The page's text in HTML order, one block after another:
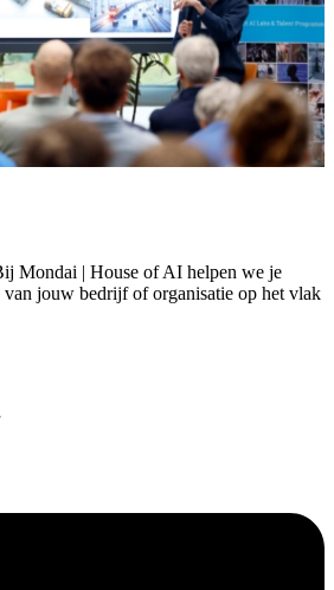
staan voor veel uitdagingen en zijn
waardoor ze bijzonder lastig op te lossen
onderzoek, innovatie, en verschillende
laten zien dat wanneer wij mobiliteit
halen uit de capaciteit die er al is.
Mondai | House of AI helpen we je
van jouw bedrijf of organisatie op het vlak